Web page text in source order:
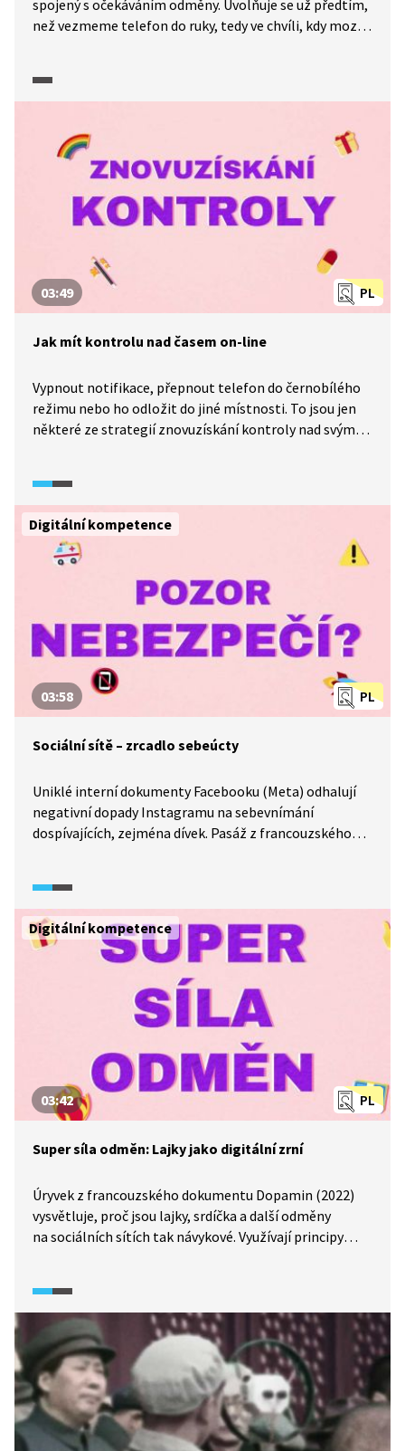
spojený s očekáváním odměny. Uvolňuje se už předtím,
než vezmeme telefon do ruky, tedy ve chvíli, kdy mozek
psychologické mechanismy využít ve svůj prospěch.
variabilní odměny: nikdy nevíme, kdy přijde další „lajk“,
zpráva nebo zajímavý obsah. A právě tato nejistota nás
nutí vracet se k displeji znovu a znovu. Úryvek
z dokumentu Dopamin (2023) ukazuje, jak systém
posilování funguje, proč se z běžného používání
telefonu stává návyk a jak prostředí, ve kterém
zařízení používáme, ovlivňuje naši sebekontrolu. Nejde
o slabou vůli, ale o promyšlený design založený
na poznatcích z neurovědy a psychologie.
PL
03:49
Jak mít kontrolu nad časem on-line
Vypnout notifikace, přepnout telefon do černobílého
režimu nebo ho odložit do jiné místnosti. To jsou jen
některé ze strategií znovuzískání kontroly nad svým
zdroj a každé chování si s jiným konkuruje, čas strávený
s přáteli je tak časem, který nepatří aplikacím.
Upozorňuje, že zodpovědnost neleží jen na jednotlivci,
i technologické společnosti by měly navrhovat
platformy, které nevytvářejí závislost.
Digitální kompetence
PL
03:58
Sociální sítě – zrcadlo sebeúcty
Uniklé interní dokumenty Facebooku (Meta) odhalují
negativní dopady Instagramu na sebevnímání
dospívajících, zejména dívek. Pasáž z francouzského
ke snížení sebeúcty, úzkostem a závislostnímu
chování. Ukazuje, jak algoritmy podporují neustálé
porovnávání se a jaké etické otázky z toho vyplývají.
Digitální kompetence
PL
03:42
Super síla odměn: Lajky jako digitální zrní
Úryvek z francouzského dokumentu Dopamin (2022)
vysvětluje, proč jsou lajky, srdíčka a další odměny
na sociálních sítích tak návykové. Využívají principy
tlačítko výměnou za potravu. Stejným způsobem
aplikace posilují naše chování prostřednictvím odměn.
Experimenty ukazují, že čím více lajků lidé dostanou,
tím více sdílejí, a magnetická rezonance dokládá, že
lajky aktivují systém odměny v mozku. Pasáž propojuje
historické poznatky psychologie se současným
návrhem digitálních aplikací a odhaluje mechanismus,
proč je těžké sociální sítě odložit.